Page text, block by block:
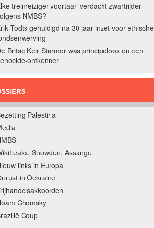
treinreiziger voortaan verdacht zwartrijder
NMBS?
Todts gehuldigd na 30 jaar inzet voor ethische
Britse Keir Starmer was principeloos en een
ontkenner
Palestina
Snowden, Assange
links in Europa
in Oekraine
Chomsky
Coup